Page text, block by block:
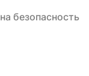
безопасность